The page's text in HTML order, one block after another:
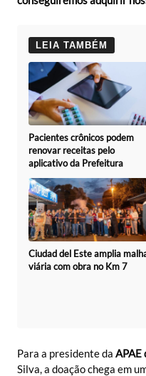
LEIA TAMBÉM
Pacientes crônicos podem
renovar receitas pelo
aplicativo da Prefeitura
Ciudad del Este amplia
viária com obra no Km 7
Para a presidente da APAE
Silva, a doação chega em